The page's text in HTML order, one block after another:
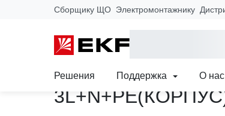
Сборщику ЩО Электромонтажнику
Решения Поддержка О нас
Главная
Прямая